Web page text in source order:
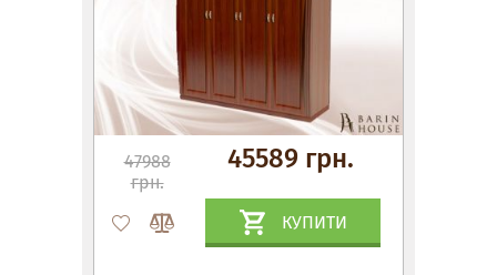
47988
грн.
45589 грн.
КУПИТИ